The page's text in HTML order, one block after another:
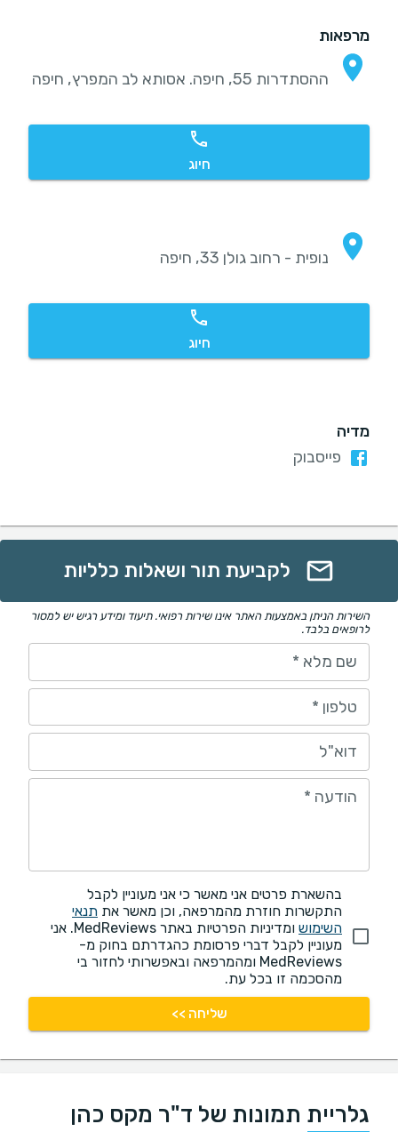
מרפאות
ההסתדרות 55, חיפה. אסותא לב המפרץ, חיפה
חיוג
נופית - רחוב גולן 33, חיפה
חיוג
מדיה
פייסבוק
לקביעת תור ושאלות כלליות
השירות הניתן באמצעות האתר אינו שירות רפואי. תיעוד ומידע רגיש יש למסור
לרופאים בלבד.
שם מלא *
טלפון *
דוא"ל
הודעה *
בהשארת פרטים אני מאשר כי אני מעוניין לקבל
התקשרות חוזרת מהמרפאה, וכן מאשר את תנאי
השימוש
ומדיניות הפרטיות באתר MedReviews. אני
מעוניין לקבל דברי פרסומת כהגדרתם בחוק מ-
MedReviews ומהמרפאה ובאפשרותי לחזור בי
מהסכמה זו בכל עת.
שליחה >>
גלריית תמונות של ד"ר מקס כהן